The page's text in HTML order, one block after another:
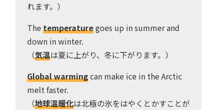
れます。）
Thetemperaturegoes up in summer and
down in winter.
（気温は夏に上がり、冬に下がります。）
Global warmingcan make ice in the Arctic
melt faster.
（地球温暖化は北極の氷をはやくとかすことが